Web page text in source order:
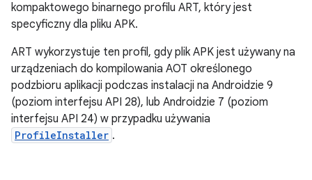
kompaktowego binarnego profilu ART, który jest
specyficzny dla pliku APK.
ART wykorzystuje ten profil, gdy plik APK jest używany na
urządzeniach do kompilowania AOT określonego
podzbioru aplikacji podczas instalacji na Androidzie 9
(poziom interfejsu API 28), lub Androidzie 7 (poziom
interfejsu API 24) w przypadku używania
ProfileInstaller .